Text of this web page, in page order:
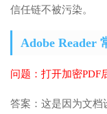
信任链不被污染。
Adobe Reader
问题：打开加密PDF
答案：这是因为文档